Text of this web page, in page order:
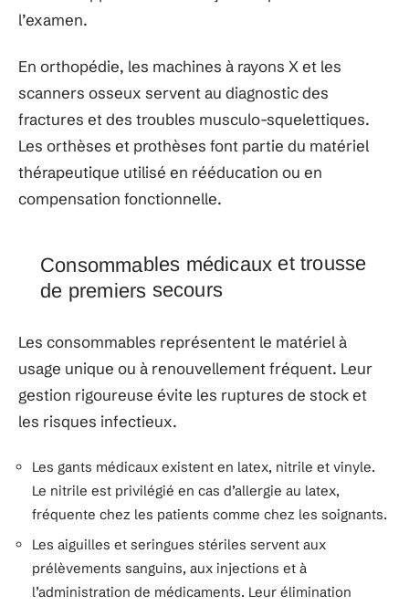
l’examen.
En orthopédie, les machines à rayons X et les
scanners osseux servent au diagnostic des
fractures et des troubles musculo-squelettiques.
Les orthèses et prothèses font partie du matériel
thérapeutique utilisé en rééducation ou en
compensation fonctionnelle.
Consommables médicaux et trousse
de premiers secours
Les consommables représentent le matériel à
usage unique ou à renouvellement fréquent. Leur
gestion rigoureuse évite les ruptures de stock et
les risques infectieux.
Les gants médicaux existent en latex, nitrile et vinyle.
Le nitrile est privilégié en cas d’allergie au latex,
fréquente chez les patients comme chez les soignants.
Les aiguilles et seringues stériles servent aux
prélèvements sanguins, aux injections et à
l’administration de médicaments. Leur élimination